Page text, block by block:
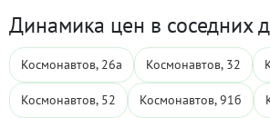
Динамика цен в соседних
Космонавтов, 26а Космонавтов, 32
Космонавтов, 52 Космонавтов, 91б